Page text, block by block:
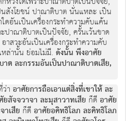
สังโยชน์ ปาณาติบาต นั่นแหละ เป็น
ดอันเป็นเครื่องกระทำความคับแค้น
ปาณาติบาตเป็นปัจจัย, ครั้นเว้นขาด
าสวะอันเป็นเครื่องกระทำความคับ
ล่านั้น ย่อมไม่มี. ดังนั้น พึงอาศัย
ต ละกรรมอันเป็นปาณาติบาตเสีย,
ว่าอาศัยการถือเอาแต่สิ่งที่เขาให้ ละ
ยสัจจวาจา ละมุสาวาทเสีย ก็ดี อาศัย
เสีย ก็ดี อาศัยอคิทธิโลภ ละคิทธิโลภ